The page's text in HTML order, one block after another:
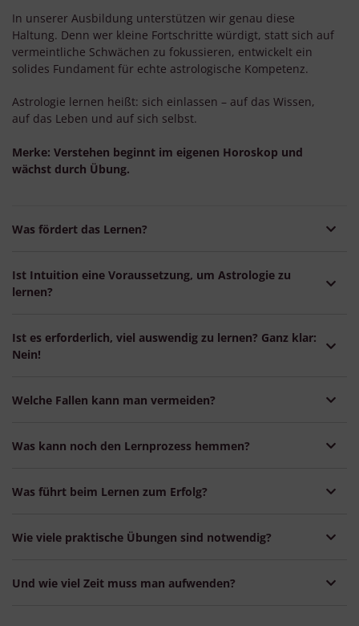
In unserer Ausbildung unterstützen wir genau diese
Haltung. Denn wer kleine Fortschritte würdigt, statt sich auf
vermeintliche Schwächen zu fokussieren, entwickelt ein
solides Fundament für echte astrologische Kompetenz.
Astrologie lernen heißt: sich einlassen – auf das Wissen,
auf das Leben und auf sich selbst.
Merke: Verstehen beginnt im eigenen Horoskop und
wächst durch Übung.
Was fördert das Lernen?
Ist Intuition eine Voraussetzung, um Astrologie zu
lernen?
Ist es erforderlich, viel auswendig zu lernen? Ganz klar:
Nein!
Welche Fallen kann man vermeiden?
Was kann noch den Lernprozess hemmen?
Was führt beim Lernen zum Erfolg?
Wie viele praktische Übungen sind notwendig?
Und wie viel Zeit muss man aufwenden?